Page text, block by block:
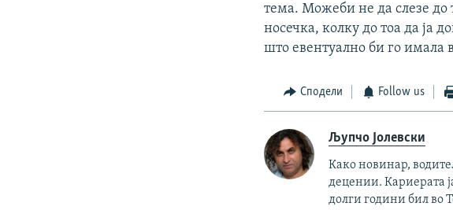
тема. Можеби не да слезе до
носечка, колку до тоа да ја
што евентуално би го имала
Сподели Follow us
Љупчо Јолевски
Како новинар,
децении. Кариерата
долги години бил во